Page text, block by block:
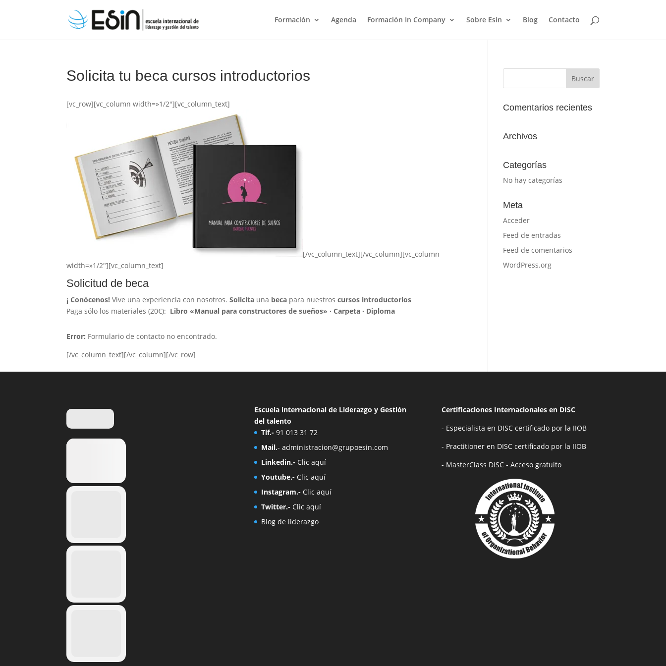
Formación Agenda Formación In Company Sobre Esin Blog Contacto
Solicita tu beca cursos introductorios
[vc_row][vc_column width=»1/2″][vc_column_text]
[/vc_column_text][/vc_column][vc_column
width=»1/2″][vc_column_text]
Solicitud de beca
¡ Conócenos! Vive una experiencia con nosotros.Solicita una beca para nuestroscursos introductorios
Paga sólo los materiales (20€): Libro «Manual para constructores de sueños» · Carpeta · Diploma
Error: Formulario de contacto no encontrado.
[/vc_column_text][/vc_column][/vc_row]
Comentarios recientes
Archivos
Categorías
No hay categorías
Meta
Acceder
Feed de entradas
Feed de comentarios
WordPress.org
Escuela internacional de Liderazgo y Gestión
del talento
Tlf.- 91 013 31 72
Mail.- administracion@grupoesin.com
Linkedin.- Clic aquí
Youtube.- Clic aquí
Instagram.- Clic aquí
Twitter.- Clic aquí
Blog de liderazgo
Certificaciones Internacionales en DISC
- Especialista en DISC certificado por la IIOB
- Practitioner en DISC certificado por la IIOB
- MasterClass DISC - Acceso gratuito